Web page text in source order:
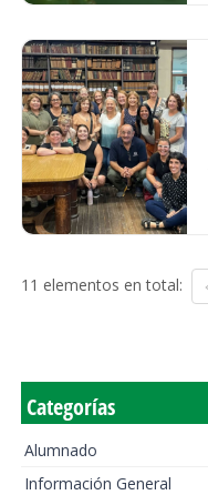
11 elementos en total:
Categorías
Alumnado
Información General